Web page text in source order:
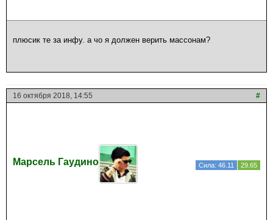
плюсик те за инфу. а чо я должен верить массонам?
16 октября 2018, 14:55 #
Марсель Гаудино Сила: 46.11 29.65